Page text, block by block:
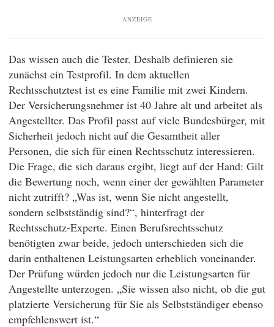
ANZEIGE
Das wissen auch die Tester. Deshalb definieren sie
zunächst ein Testprofil. In dem aktuellen
Rechtsschutztest ist es eine Familie mit zwei Kindern.
Der Versicherungsnehmer ist 40 Jahre alt und arbeitet als
Angestellter. Das Profil passt auf viele Bundesbürger, mit
Sicherheit jedoch nicht auf die Gesamtheit aller
Personen, die sich für einen Rechtsschutz interessieren.
Die Frage, die sich daraus ergibt, liegt auf der Hand: Gilt
die Bewertung noch, wenn einer der gewählten Parameter
nicht zutrifft? „Was ist, wenn Sie nicht angestellt,
sondern selbstständig sind?“, hinterfragt der
Rechtsschutz-Experte. Einen Berufsrechtsschutz
benötigten zwar beide, jedoch unterschieden sich die
darin enthaltenen Leistungsarten erheblich voneinander.
Der Prüfung würden jedoch nur die Leistungsarten für
Angestellte unterzogen. „Sie wissen also nicht, ob die gut
platzierte Versicherung für Sie als Selbstständiger ebenso
empfehlenswert ist.“